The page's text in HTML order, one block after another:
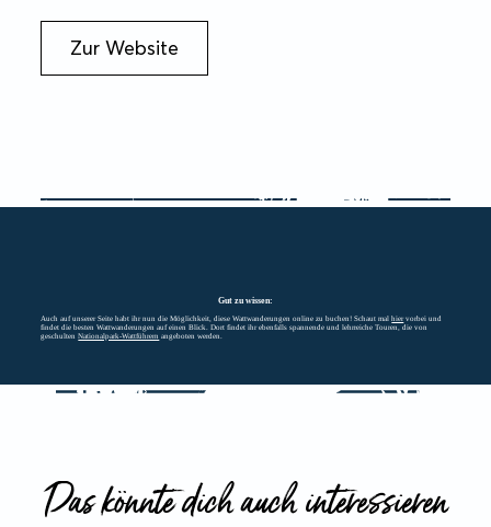
Zur Website
Gut zu wissen:
Auch auf unserer Seite habt ihr nun die Möglichkeit, diese Wattwanderungen online zu buchen! Schaut mal hiervorbei und
findet die besten Wattwanderungen auf einen Blick. Dort findet ihr ebenfalls spannende und lehrreiche Touren, die von
geschultenNationalpark-Wattführern angeboten werden.
Das könnte dich auch interessieren